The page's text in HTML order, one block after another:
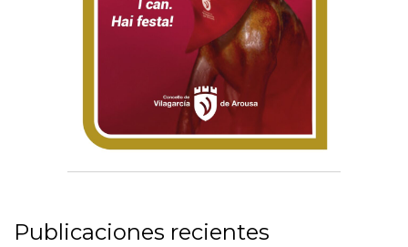
Publicaciones recientes